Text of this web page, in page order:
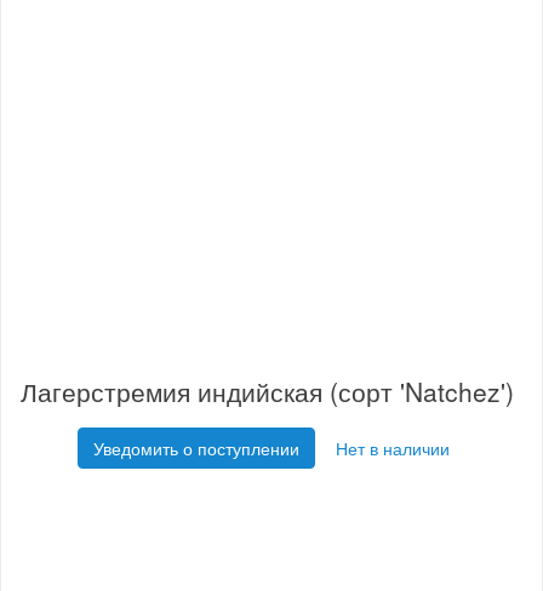
Лагерстремия индийская (сорт 'Natchez')
Уведомить о поступлении Нет в наличии